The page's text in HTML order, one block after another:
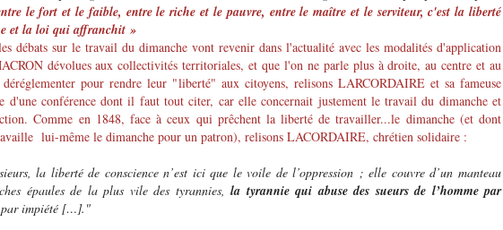
le fort et le faible, entre le riche et le pauvre, entre le maître et le serviteur, c'est la liberté
et la loi qui affranchit »
débats sur le travail du dimanche vont revenir dans l'actualité avec les modalités d'application
dévolues aux collectivités territoriales, et que l'on ne parle plus à droite, au centre et au
pour rendre leur "liberté" aux citoyens, relisons LARCORDAIRE et sa fameuse
d'une conférence dont il faut tout citer, car elle concernait justement le travail du dimanche et
Comme en 1848, face à ceux qui prêchent la liberté de travailler...le dimanche (et dont
lui-même le dimanche pour un patron), relisons LACORDAIRE, chrétien solidaire :
la liberté de conscience n’est ici que le voile de l’oppression ; elle couvre d’un manteau
épaules de la plus vile des tyrannies, la tyrannie qui abuse des sueurs de l’homme par
impiété […]."